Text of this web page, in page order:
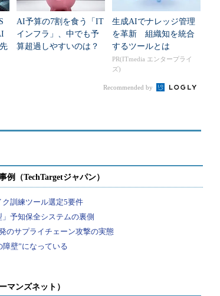
AI予算の7割を食う「IT
インフラ」、中でも予
算超過しやすいのは？
生成AIでナレッジ管理
を革新 組織知を統合
するツールとは
PR(ITmedia エンタープライ
ズ)
Recommended by
マンズネット）